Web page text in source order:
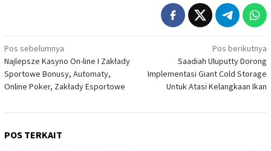
Navigasi
pos
Pos sebelumnya
Najlepsze Kasyno On-line I Zakłady
Sportowe Bonusy, Automaty,
Online Poker, Zakłady Esportowe
Pos berikutnya
Saadiah Uluputty Dorong
Implementasi Giant Cold Storage
Untuk Atasi Kelangkaan Ikan
POS TERKAIT